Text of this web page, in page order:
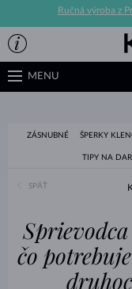
Ručná výroba z
MENU
ZÁSNUBNÉ ŠPERKY
TIPY NA
SPÄŤ
čo